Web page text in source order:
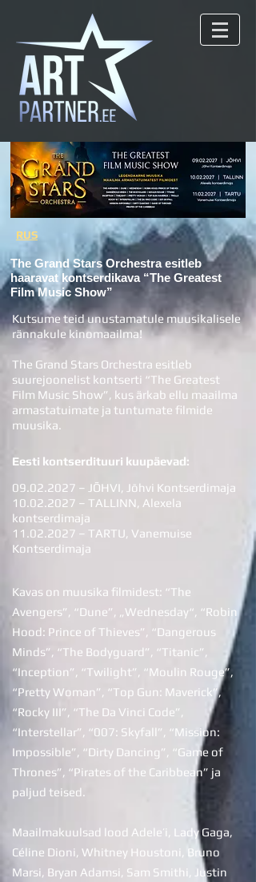
RUS
The Grand Stars Orchestra esitleb
haaravat kontserdikava “The Greatest
Film Music Show”
Kutsume teid unustamatule muusikalisele
rännakule kinomaailma!
The Grand Stars Orchestra esitleb
suurejoonelist kontserti “The Greatest
Film Music Show”, kus ärkab ellu maailma
armastatuimate ja tuntumate filmide
muusika.
Eesti kontserdituuri kuupäevad:
09.02.2027 – JÕHVI, Jõhvi Kontserdimaja
10.02.2027 – TALLINN, Alexela
kontserdimaja
11.02.2027 – TARTU, Vanemuise
Kontserdimaja
Kavas on muusika filmidest: “The
Avengers”, “Dune”, „Wednesday“, “Robin
Hood: Prince of Thieves”, “Dangerous
Minds”, “The Bodyguard”, “Titanic”,
“Inception”, “Twilight”, “Moulin Rouge”,
“Pretty Woman”, “Top Gun: Maverick”,
“Rocky III”, “The Da Vinci Code”,
“Interstellar”, “007: Skyfall”, “Mission:
Impossible”, “Dirty Dancing”, “Game of
Thrones”, “Pirates of the Caribbean” ja
paljud teised.
Maailmakuulsad lood Adele’i, Lady Gaga,
Céline Dioni, Whitney Houstoni, Bruno
Marsi, Bryan Adamsi, Sam Smithi, Justin